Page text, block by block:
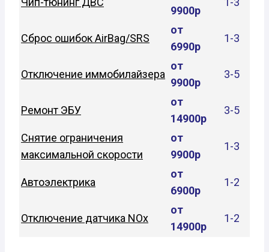
9900р
Сброс ошибок AirBag/SRS
от
6990р
1-3
Отключение иммобилайзера
от
9900р
3-5
Ремонт ЭБУ
от
14900р
3-5
Снятие ограничения
максимальной скорости
от
9900р
1-3
Автоэлектрика
от
6900р
1-2
Отключение датчика NOx
от
14900р
1-2